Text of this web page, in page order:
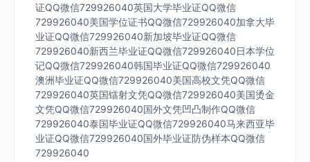
证QQ微信729926040英国大学毕业证QQ微信
729926040美国学位证书QQ微信729926040加拿大毕
业证QQ微信729926040新加坡毕业证QQ微信
729926040新西兰毕业证QQ微信729926040日本学位
记QQ微信729926040韩国毕业证QQ微信729926040
澳洲毕业证QQ微信729926040美国高校文凭QQ微信
729926040英国镭射文凭QQ微信729926040美国烫金
文凭QQ微信729926040国外文凭凹凸制作QQ微信
729926040泰国毕业证QQ微信729926040马来西亚毕
业证QQ微信729926040国外毕业证防伪样本QQ微信
729926040